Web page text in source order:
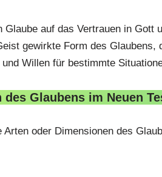
auf das Vertrauen in
gewirkte Form des Glaubens,
Willen für bestimmte
Glaubens im Neuen
oder Dimensionen des